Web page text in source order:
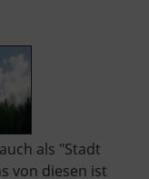
als "Stadt
von diesen ist